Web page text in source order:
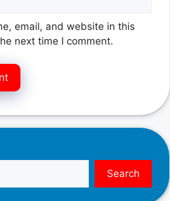
email, and website in this
next time I comment.
Search